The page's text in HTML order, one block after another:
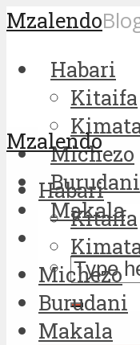
Mzalendo
Habari
Kitaifa
Michezo
Burudani
Makala
Mzalendo
Habari
Kitaifa
Michezo
Burudani
Makala